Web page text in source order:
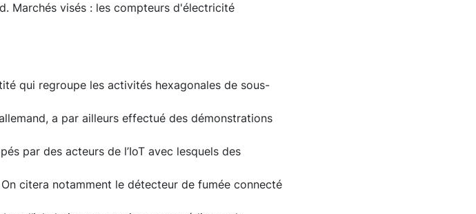
Marchés visés : les compteurs d'électricité
qui regroupe les activités hexagonales de sous-
a par ailleurs effectué des démonstrations
par des acteurs de l’IoT avec lesquels des
citera notamment le détecteur de fumée connecté